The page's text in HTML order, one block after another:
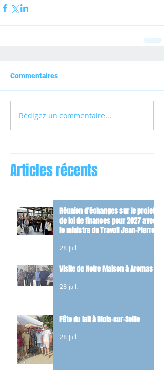
Commentaires
Rédigez un commentaire...
Articles récents
Réunion d’échanges sur le projet
de loi de finances pour 2027 avec
le ministre du Travail Jean-Pierre
28 juil.
Visite de Notre Maison à Aromas
28 juil.
Fête du lait à Blois-sur-Seille
28 juil.